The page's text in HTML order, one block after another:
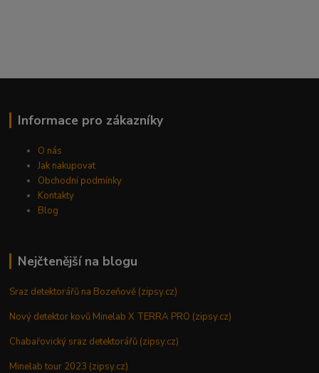
Informace pro zákazníky
O nás
Jak nakupovat
Obchodní podmínky
Kontakty
Blog
Nejčtenější na blogu
Sraz detektorářů na Bozeňově (zipsy.cz)
Nový detektor kovů Minelab X TERRA PRO (zipsy.cz)
Chabařovický sraz detektorářů (zipsy.cz)
Minelab tour 2023 (zipsy.cz)